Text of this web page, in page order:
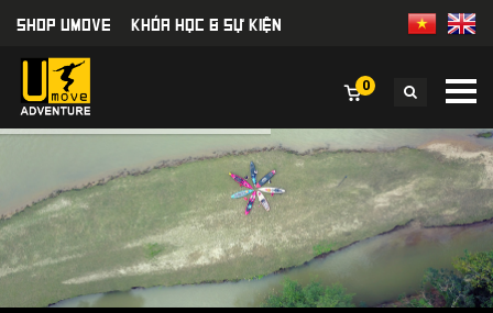
SHOP UMOVE KHÓA HỌC & SỰ KIỆN
0